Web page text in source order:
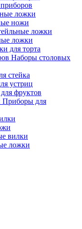
ложки
ножи
ложки
ложки
для торта
Наборы столовых
стейка
устриц
фруктов
Приборы для
вилки
ложки